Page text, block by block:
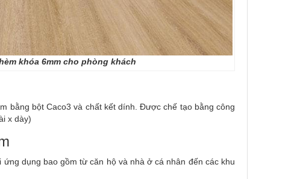
6mm cho phòng khách
bằng bột Caco3 và chất kết dính. Được chế tạo bằng công
x dày)
dụng bao gồm từ căn hộ và nhà ở cá nhân đến các khu